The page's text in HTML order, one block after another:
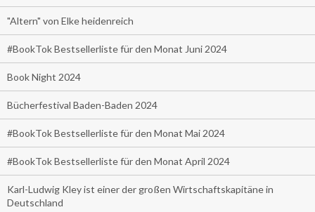
"Altern" von Elke heidenreich
#BookTok Bestsellerliste für den Monat Juni 2024
Book Night 2024
Bücherfestival Baden-Baden 2024
#BookTok Bestsellerliste für den Monat Mai 2024
#BookTok Bestsellerliste für den Monat April 2024
Karl-Ludwig Kley ist einer der großen Wirtschaftskapitäne in
Deutschland